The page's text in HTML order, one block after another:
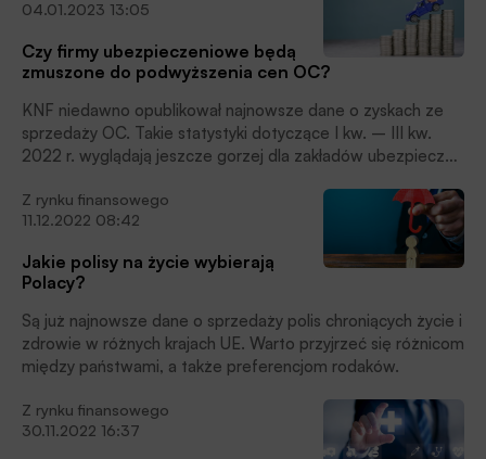
rok przyniósł kilka restrykcyjnych zmian dla kierowców.
Przykładem jest dwukrotne zaostrzenie kar dla piratów
drogowych (obowiązujące od 1 stycznia oraz 17 września
2022 roku), podkreślają eksperci Ubea.pl.
04.01.2023 13:05
Czy firmy ubezpieczeniowe będą
zmuszone do podwyższenia cen OC?
KNF niedawno opublikował najnowsze dane o zyskach ze
sprzedaży OC. Takie statystyki dotyczące I kw. – III kw.
2022 r. wyglądają jeszcze gorzej dla zakładów ubezpieczeń
BANK.pl eksperci Ubea.pl.
Z rynku finansowego
11.12.2022 08:42
Jakie polisy na życie wybierają
Polacy?
Są już najnowsze dane o sprzedaży polis chroniących życie i
zdrowie w różnych krajach UE. Warto przyjrzeć się różnicom
między państwami, a także preferencjom rodaków.
Z rynku finansowego
30.11.2022 16:37